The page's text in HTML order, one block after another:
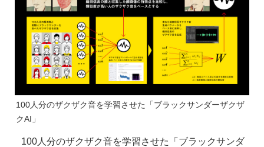
100人分のザクザク音を学習させた「ブラックサンダーザクザ
クAI」
100人分のザクザク音を学習させた「ブラックサンダ